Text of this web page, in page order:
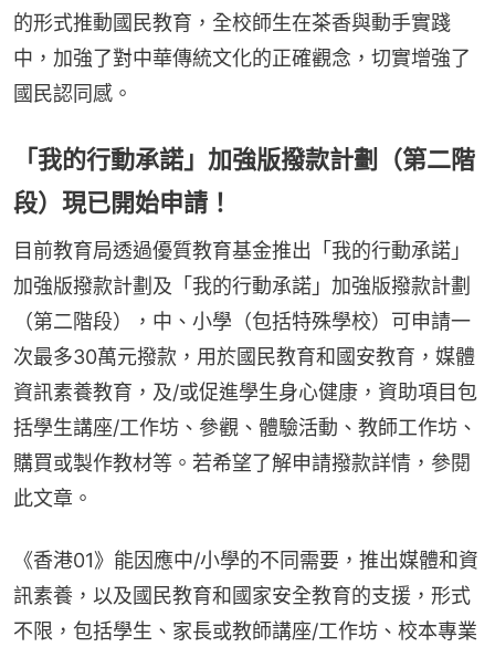
的形式推動國民教育，全校師生在茶香與動手實踐
中，加強了對中華傳統文化的正確觀念，切實增強了
國民認同感。
「我的行動承諾」加強版撥款計劃（第二階
段）現已開始申請！
目前教育局透過優質教育基金推出「我的行動承諾」
加強版撥款計劃及「我的行動承諾」加強版撥款計劃
（第二階段），中、小學（包括特殊學校）可申請一
次最多30萬元撥款，用於國民教育和國安教育，媒體
資訊素養教育，及/或促進學生身心健康，資助項目包
括學生講座/工作坊、參觀、體驗活動、教師工作坊、
購買或製作教材等。若希望了解申請撥款詳情，參閱
此文章。
《香港01》能因應中/小學的不同需要，推出媒體和資
訊素養，以及國民教育和國家安全教育的支援，形式
不限，包括學生、家長或教師講座/工作坊、校本專業